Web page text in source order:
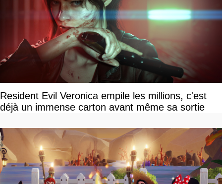
Resident Evil Veronica empile les millions, c'est
déjà un immense carton avant même sa sortie